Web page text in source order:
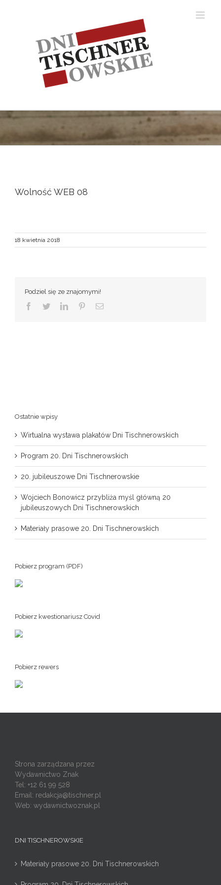
Wolność WEB 08
18 kwietnia 2018
Podziel się ze znajomymi!
Facebook
TwitterLinkedInPinterestEmail
Ostatnie wpisy
Wirtualna wystawa plakatów Dni Tischnerowskich
Program 20. Dni Tischnerowskich
20. jubileuszowe Dni Tischnerowskie
Wojciech Bonowicz przybliża myśl główną 20
jubileuszowych Dni Tischnerowskich
Materiały prasowe 20. Dni Tischnerowskich
Pobierz program (PDF)
Pobierz kwestionariusz Covid
Pobierz rewers
Strona zarządzana przez
Wydawnictwo Znak
Tel: +12 61 99 528
Email: redakcja@tischner.pl
Web: wydawnictwoznak.pl
DNI TISCHNEROWSKIE
Materiały prasowe 20. Dni Tischnerowskich